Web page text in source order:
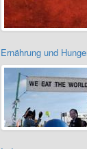
Ernährung und